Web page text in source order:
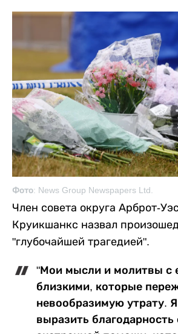
Фото: News Group Newspapers Ltd.
Член совета округа Арброт-
Круикшанкс назвал
"глубочайшей трагедией".
"Мои мысли и молитвы с
близкими, которые
невообразимую утрату.
выразить